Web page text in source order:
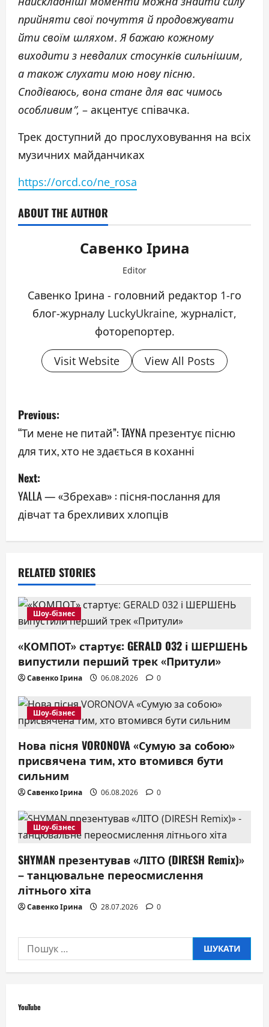
прийняти свої почуття й продовжувати
йти своїм шляхом. Я бажаю кожному
виходити з невдалих стосунків сильнішим,
а також слухати мою нову пісню.
Сподіваюсь, вона стане для вас чимось
особливим”, – акцентує співачка.
Трек доступний до прослуховування на всіх
музичних майданчиках
https://orcd.co/ne_rosa
ABOUT THE AUTHOR
Савенко Ірина
Editor
Савенко Ірина - головний редактор 1-го
блог-журналу LuckyUkraine, журналіст,
фоторепортер.
Visit Website View All Posts
P
o
s
t
n
a
i
g
a
t
i
o
n
Previous:
“Ти мене не питай”: TAYNA презентує пісню
для тих, хто не здається в коханні
Next:
YALLA — «Збрехав» : пісня-послання для
дівчат та брехливих хлопців
RELATED STORIES
Шоу-бізнес
«КОМПОТ» стартує: GERALD 032 і ШЕРШЕНЬ
випустили перший трек «Притули»
Савенко Ірина 06.08.2026 0
Шоу-бізнес
Нова пісня VORONOVA «Сумую за собою»
присвячена тим, хто втомився бути
сильним
Савенко Ірина 06.08.2026 0
Шоу-бізнес
SHYMAN презентував «ЛІТО (DIRESH Remix)»
– танцювальне переосмислення
літнього хіта
Савенко Ірина 28.07.2026 0
Пошук:
YouTube